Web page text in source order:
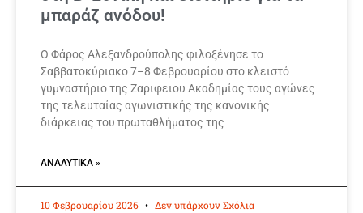
μπαράζ ανόδου!
Ο Φάρος Αλεξανδρούπολης φιλοξένησε το
Σαββατοκύριακο 7–8 Φεβρουαρίου στο κλειστό
γυμναστήριο της Ζαριφειου Ακαδημίας τους αγώνες
της τελευταίας αγωνιστικής της κανονικής
διάρκειας του πρωταθλήματος της
ΑΝΑΛΥΤΙΚΆ »
10 Φεβρουαρίου 2026 Δεν υπάρχουν Σχόλια